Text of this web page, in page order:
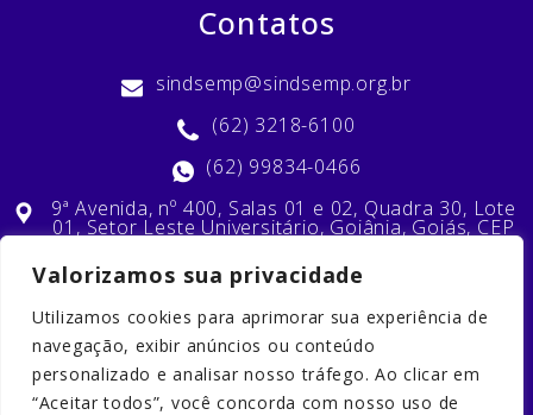
Valorizamos sua privacidade
Utilizamos cookies para aprimorar sua experiência de
navegação, exibir anúncios ou conteúdo
personalizado e analisar nosso tráfego. Ao clicar em
“Aceitar todos”, você concorda com nosso uso de
Contatos
sindsemp@sindsemp.org.br
(62) 3218-6100
(62) 99834-0466
9ª Avenida, nº 400, Salas 01 e 02, Quadra 30, Lote
01, Setor Leste Universitário, Goiânia, Goiás, CEP
Nossas Redes Sociais